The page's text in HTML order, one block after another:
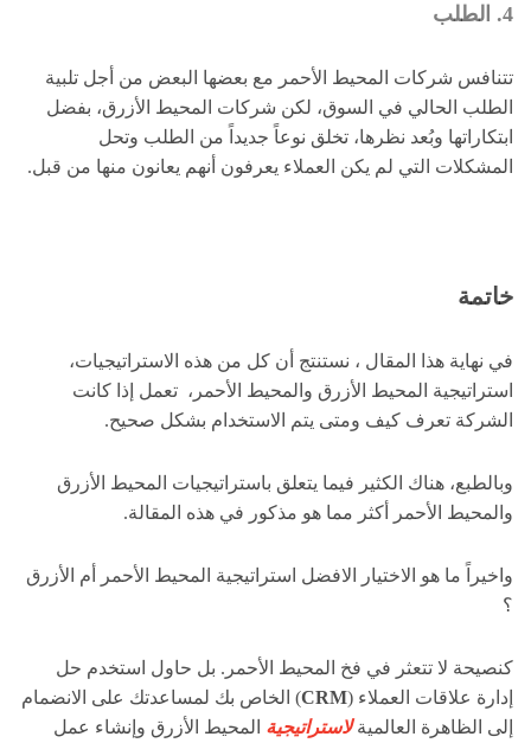
4. الطلب
تتنافس شركات المحيط الأحمر مع بعضها البعض من أجل تلبية
الطلب الحالي في السوق، لكن شركات المحيط الأزرق، بفضل
ابتكاراتها وبُعد نظرها، تخلق نوعاً جديداً من الطلب وتحل
المشكلات التي لم يكن العملاء يعرفون أنهم يعانون منها من قبل.
خاتمة
في نهاية هذا المقال ، نستنتج أن كل من هذه الاستراتيجيات،
استراتيجية المحيط الأزرق والمحيط الأحمر، تعمل إذا كانت
الشركة تعرف كيف ومتى يتم الاستخدام بشكل صحيح.
وبالطبع، هناك الكثير فيما يتعلق باستراتيجيات المحيط الأزرق
والمحيط الأحمر أكثر مما هو مذكور في هذه المقالة.
واخيراً ما هو الاختيار الافضل استراتيجية المحيط الأحمر أم الأزرق
؟
كنصيحة لا تتعثر في فخ المحيط الأحمر. بل حاول استخدم حل
إدارة علاقات العملاء (CRM) الخاص بك لمساعدتك على الانضمام
إلى الظاهرة العالميةلاستراتيجية المحيط الأزرق وإنشاء عمل